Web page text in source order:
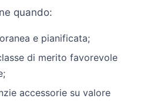
quando:
e pianificata;
di merito favorevole
accessorie su valore